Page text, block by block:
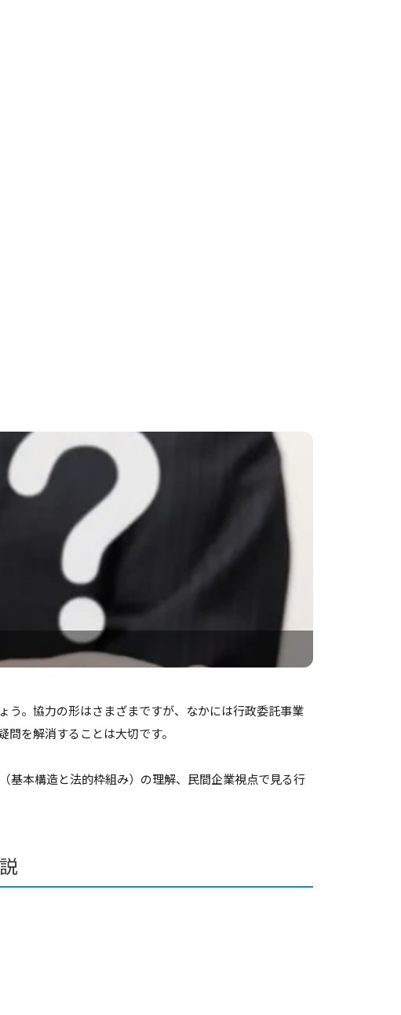
う。協力の形はさまざまですが、なかには行政委託事業
を解消することは大切です。
基本構造と法的枠組み）の理解、民間企業視点で見る行